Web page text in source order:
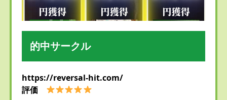
的中サークル
https://reversal-hit.com/
評価